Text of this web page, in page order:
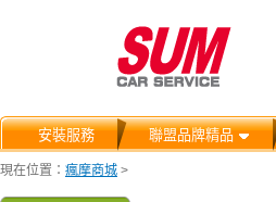
安裝服務 聯盟品牌精品
現在位置： 瘋摩商城 >